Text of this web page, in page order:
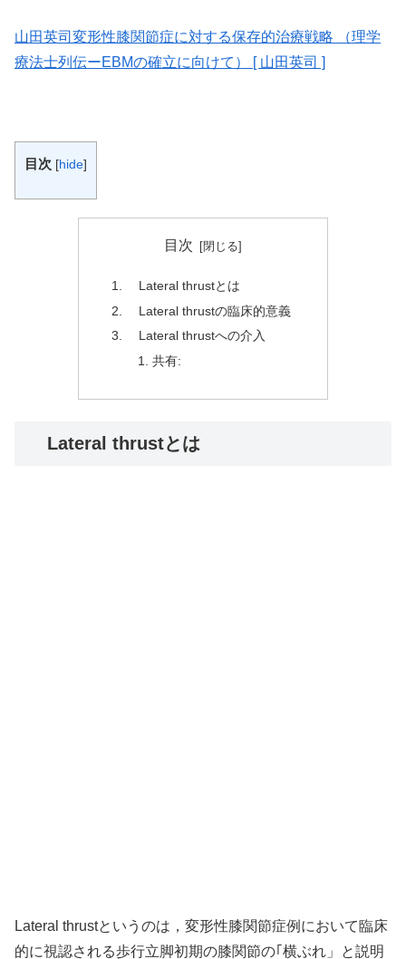
山田英司変形性膝関節症に対する保存的治療戦略 （理学
療法士列伝ーEBMの確立に向けて） [ 山田英司 ]
目次 [hide]
目次
Lateral thrustとは
Lateral thrustの臨床的意義
Lateral thrustへの介入
共有:
Lateral thrustとは
Lateral thrustというのは，変形性膝関節症例において臨床
的に視認される歩行立脚初期の膝関節の｢横ぶれ」と説明